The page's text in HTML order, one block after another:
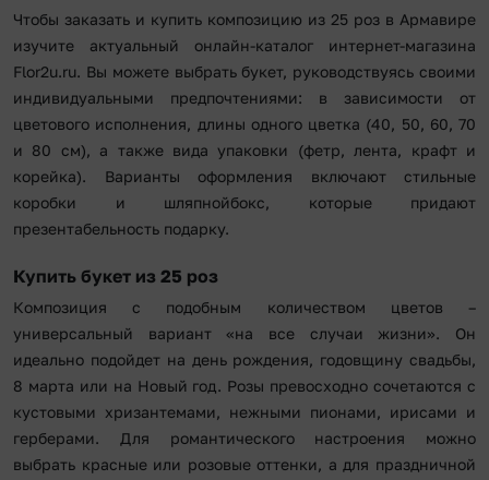
Чтобы заказать и купить композицию из 25 роз в Армавире
изучите актуальный онлайн-каталог интернет-магазина
Flor2u.ru. Вы можете выбрать букет, руководствуясь своими
индивидуальными предпочтениями: в зависимости от
цветового исполнения, длины одного цветка (40, 50, 60, 70
и 80 см), а также вида упаковки (фетр, лента, крафт и
корейка). Варианты оформления включают стильные
коробки и шляпнойбокс, которые придают
презентабельность подарку.
Купить букет из 25 роз
Композиция с подобным количеством цветов –
универсальный вариант «на все случаи жизни». Он
идеально подойдет на день рождения, годовщину свадьбы,
8 марта или на Новый год. Розы превосходно сочетаются с
кустовыми хризантемами, нежными пионами, ирисами и
герберами. Для романтического настроения можно
выбрать красные или розовые оттенки, а для праздничной